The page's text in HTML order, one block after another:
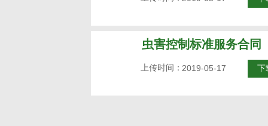
虫害控制标准服务合同
2019-05-17
上传时间： 下